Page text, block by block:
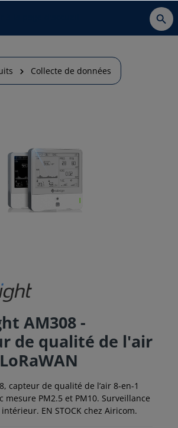
Collecte de données
AM308 -
de qualité de l'air
capteur de qualité de l’air 8-en-1
mesure PM2.5 et PM10. Surveillance
EN STOCK chez Airicom.